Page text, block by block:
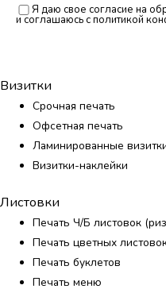
Я даю свое согласие на
и соглашаюсь сполитикой
Визитки
Срочная печать
Офсетная печать
Ламинированные
Визитки-наклейки
Листовки
Печать Ч/Б листовок
Печать цветных
Печать буклетов
Печать меню